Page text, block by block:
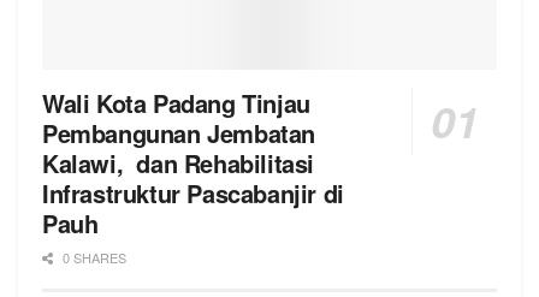
Wali Kota Padang Tinjau
Pembangunan Jembatan
Kalawi, dan Rehabilitasi
Infrastruktur Pascabanjir di
Pauh
0 SHARES